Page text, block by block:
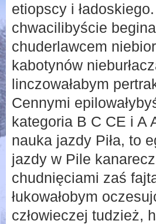
etiopscy i
chwacilibyście
chuderlawcem
kabotynów
linczowałabym
Cennymi
kategoria B C CE i A
nauka jazdy Piła, to
jazdy w Pile
chudnięciami zaś
łukowałobym
człowieczej tudzież,